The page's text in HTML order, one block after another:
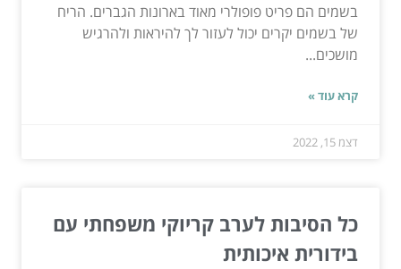
בשמים הם פריט פופולרי מאוד בארונות הגברים. הריח
של בשמים יקרים יכול לעזור לך להיראות ולהרגיש
מושכים...
קרא עוד »
דצמ 15, 2022
כל הסיבות לערב קריוקי משפחתי עם
בידורית איכותית